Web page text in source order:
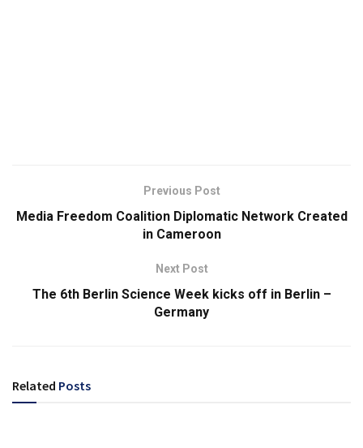
Previous Post
Media Freedom Coalition Diplomatic Network Created
in Cameroon
Next Post
The 6th Berlin Science Week kicks off in Berlin –
Germany
Related Posts